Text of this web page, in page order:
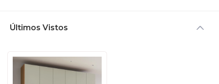
Últimos Vistos